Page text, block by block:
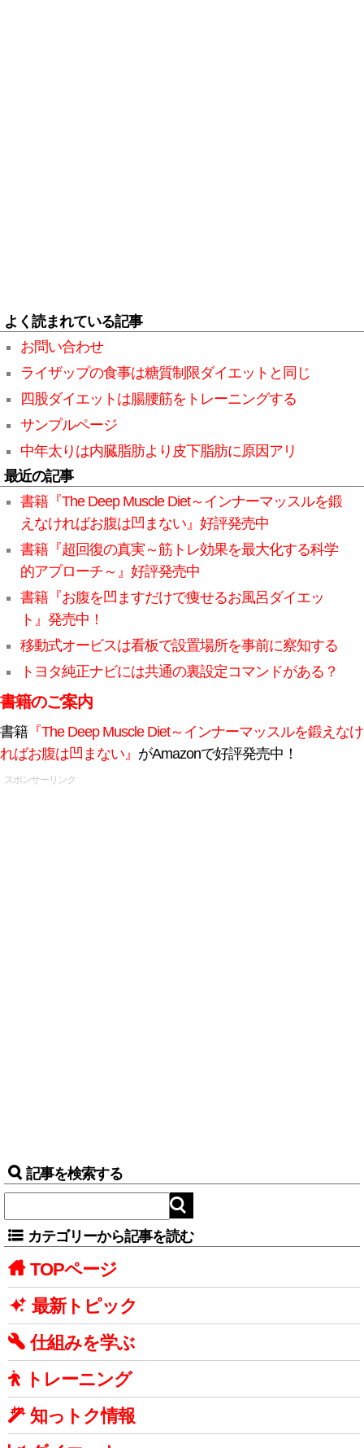
よく読まれている記事
お問い合わせ
ライザップの食事は糖質制限ダイエットと同じ
四股ダイエットは腸腰筋をトレーニングする
サンプルページ
中年太りは内臓脂肪より皮下脂肪に原因アリ
最近の記事
書籍『The Deep Muscle Diet～インナーマッスルを鍛
えなければお腹は凹まない』好評発売中
書籍『超回復の真実～筋トレ効果を最大化する科学
的アプローチ～』好評発売中
書籍『お腹を凹ますだけで痩せるお風呂ダイエッ
ト』発売中！
移動式オービスは看板で設置場所を事前に察知する
トヨタ純正ナビには共通の裏設定コマンドがある？
書籍のご案内
書籍『The Deep Muscle Diet～インナーマッスルを鍛えなけ
ればお腹は凹まない』 がAmazonで好評発売中！
スポンサーリンク
記事を検索する
カテゴリーから記事を読む
TOPページ
最新トピック
仕組みを学ぶ
トレーニング
知っトク情報